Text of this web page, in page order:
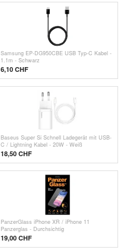
Samsung EP-DG950CBE USB Typ-C Kabel -
1.1m - Schwarz
6,10 CHF
Baseus Super Si Schnell Ladegerät mit USB-
C / Lightning Kabel - 20W - Weiß
18,50 CHF
PanzerGlass iPhone XR / iPhone 11
Panzerglas - Durchsichtig
19,00 CHF